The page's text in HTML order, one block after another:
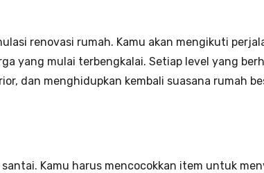
renovasi rumah. Kamu akan mengikuti
yang mulai terbengkalai. Setiap level yang
dan menghidupkan kembali suasana rumah
Kamu harus mencocokkan item untuk